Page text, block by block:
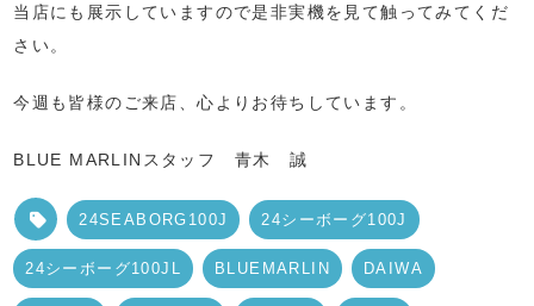
当店にも展示していますので是非実機を見て触ってみてくだ
さい。
今週も皆様のご来店、心よりお待ちしています。
BLUE MARLINスタッフ 青木 誠
24SEABORG100J 24シーボーグ100J
24シーボーグ100JL BLUEMARLIN DAIWA